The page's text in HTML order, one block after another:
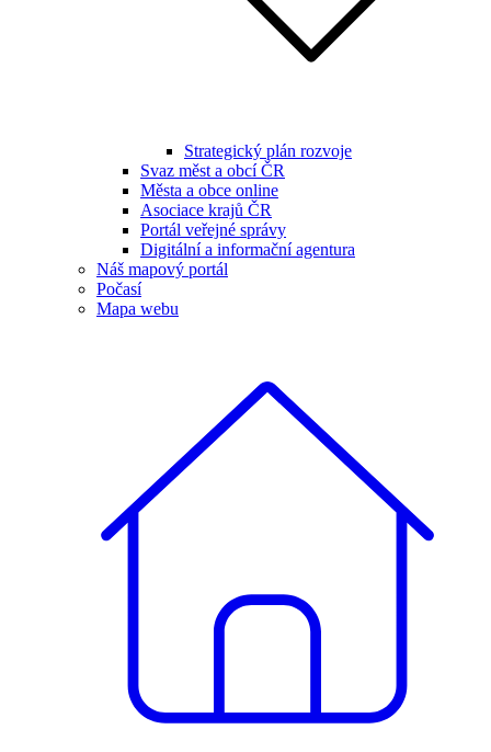
Strategický plán rozvoje
Svaz měst a obcí ČR
Města a obce online
Asociace krajů ČR
Portál veřejné správy
Digitální a informační agentura
Náš mapový portál
Počasí
Mapa webu